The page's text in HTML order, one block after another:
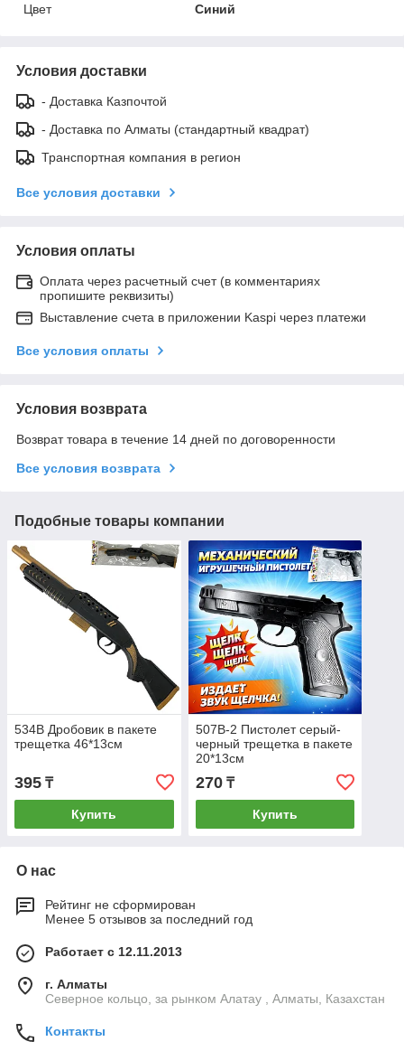
Цвет
Синий
Условия доставки
- Доставка Казпочтой
- Доставка по Алматы (стандартный квадрат)
Транспортная компания в регион
Все условия доставки
Условия оплаты
Оплата через расчетный счет (в комментариях
пропишите реквизиты)
Выставление счета в приложении Kaspi через платежи
Все условия оплаты
Условия возврата
Возврат товара в течение 14 дней по договоренности
Все условия возврата
Подобные товары компании
534B Дробовик в пакете
трещетка 46*13см
395 ₸
Купить
507B-2 Пистолет серый-
черный трещетка в пакете
20*13см
270₸
Купить
О нас
Рейтинг не сформирован
Менее 5 отзывов за последний год
Работает с 12.11.2013
г. Алматы
Северное кольцо, за рынком Алатау , Алматы, Казахстан
Контакты